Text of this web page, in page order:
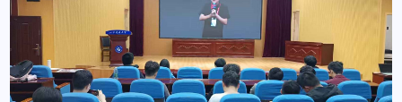
来·GIS开发实训”宣讲会、校企协同育人、专业技能提升等品
牌活动所取得的成果，并对全...